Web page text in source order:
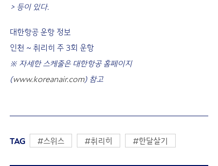
> 등이 있다.
대한항공 운항 정보
인천 ~ 취리히 주 3회 운항
※ 자세한 스케줄은 대한항공 홈페이지
(www.koreanair.com) 참고
TAG #스위스 #취리히 #한달살기